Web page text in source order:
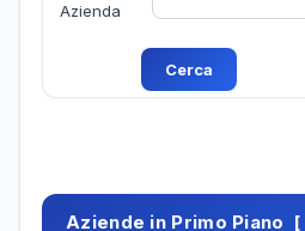
Azienda
Aziende in Primo Piano [